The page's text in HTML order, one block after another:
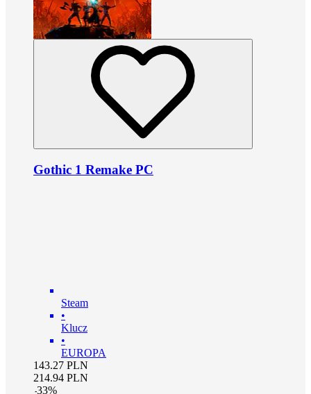
Gothic 1 Remake PC
Steam
•
Klucz
•
EUROPA
143.27 PLN
214.94 PLN
-33%